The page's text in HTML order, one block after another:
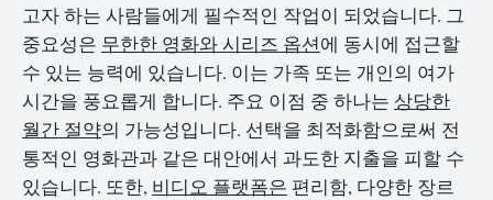
고자 하는 사람들에게 필수적인 작업이 되었습니다. 그
중요성은 무한한 영화와 시리즈 옵션에 동시에 접근할
수 있는 능력에 있습니다. 이는 가족 또는 개인의 여가
시간을 풍요롭게 합니다. 주요 이점 중 하나는 상당한
월간 절약의 가능성입니다. 선택을 최적화함으로써 전
통적인 영화관과 같은 대안에서 과도한 지출을 피할 수
있습니다. 또한, 비디오 플랫폼은 편리함, 다양한 장르